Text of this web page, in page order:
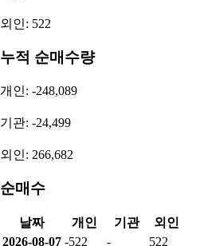
외인: 522
누적 순매수량
개인: -248,089
기관: -24,499
외인: 266,682
순매수
날짜 개인 기관
외인
2026-08-07 -522 - 522